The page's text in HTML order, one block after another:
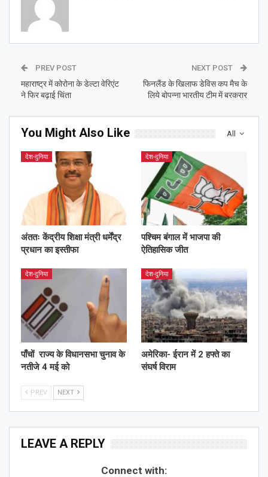
PREV POST
महाराष्ट्र में कोरोना के डेल्टा वेरिएंट
ने फिर बढ़ाई चिंता
NEXT POST
फिनलैंड के खिलाफ डेविस कप मैच के
लिये बोपन्ना भारतीय टीम में बरकरार
All
You Might Also Like
देश-दुनिया
अंततः केंद्रीय शिक्षा मंत्री धर्मेंद्र
प्रधान का इस्तीफा
देश-दुनिया
पश्चिम बंगाल में भाजपा की
ऐतिहासिक जीत
देश-दुनिया
पाँचों राज्य के विधानसभा चुनाव के
नतीजे 4 मई को
देश-दुनिया
अमेरिका- ईरान में 2 हफ्ते का
संघर्ष विराम
PREV NEXT
LEAVE A REPLY
Connect with: